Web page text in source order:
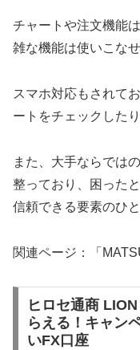
チャートや注文機能
雑な機能は使いこな
スマホ対応もされて
ートをチェックした
また、大手ならでは
整っており、困った
信頼できる要素のひと
関連ページ：「
ヒロセ通商
らえる！キャン
いFX口座